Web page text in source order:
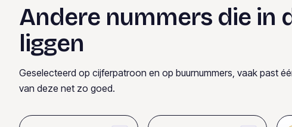
Andere nummers die in
liggen
Geselecteerd op cijferpatroon en op buurnummers, vaak past
van deze net zo goed.